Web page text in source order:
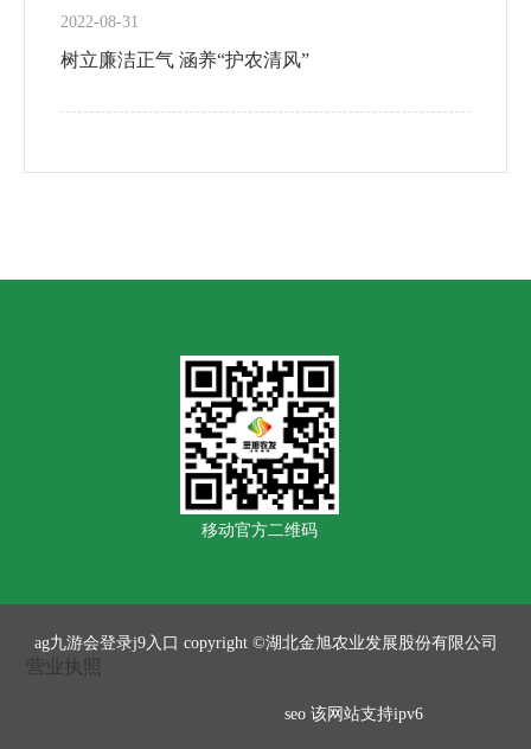
2022-08-31
树立廉洁正气 涵养“护农清风”
移动官方二维码
ag九游会登录j9入口 copyright ©湖北金旭农业发展股份有限公司
营业执照
seo 该网站支持ipv6